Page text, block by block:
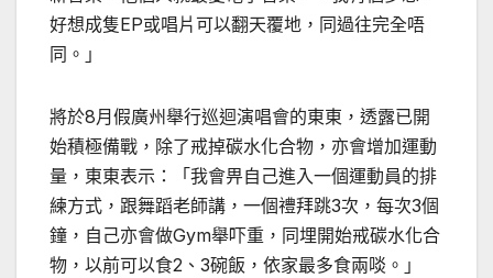
好想成隻EP或唱片可以翻天覆地，同過往完全唔
同。」
將於8月假廣州舉行巡迴演唱會的東東，透露已開
始積極備戰，除了戒掉碳水化合物，亦會增加運動
量，東東表示：「我會畀自己進入一個運動員的排
練方式，跟舞蹈老師講，一個禮拜跳3次，每次3個
鐘，自己亦會做Gym舉吓重，同埋開始戒碳水化合
物，以前可以食2、3碗飯，依家最多食兩啖。」